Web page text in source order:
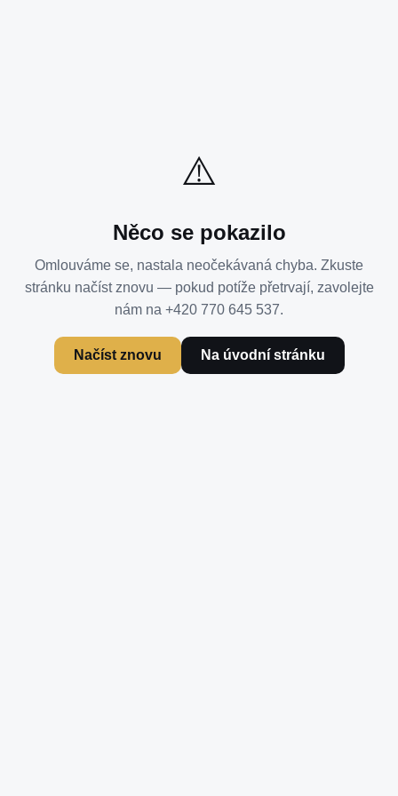
⚠️
Něco se pokazilo
Omlouváme se, nastala neočekávaná chyba. Zkuste
stránku načíst znovu — pokud potíže přetrvají, zavolejte
nám na +420 770 645 537.
Načíst znovu Na úvodní stránku